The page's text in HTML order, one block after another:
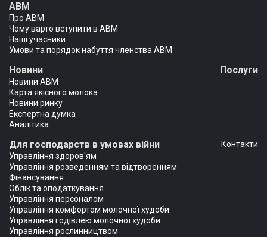
АВМ
Про АВМ
Чому варто вступити в АВМ
Наші учасники
Умови та порядок набуття членства АВМ
Новини
Новини АВМ
Карта якісного молока
Новини ринку
Експертна думка
Аналітика
Послуги
Для господарств в умовах війни
Управління здоров'ям
Управління розведенням та відтворенням
Фінансування
Облік та оподаткування
Управління персоналом
Управління комфортом молочної худоби
Управління годівлею молочної худоби
Управління рослинництвом
Контакти